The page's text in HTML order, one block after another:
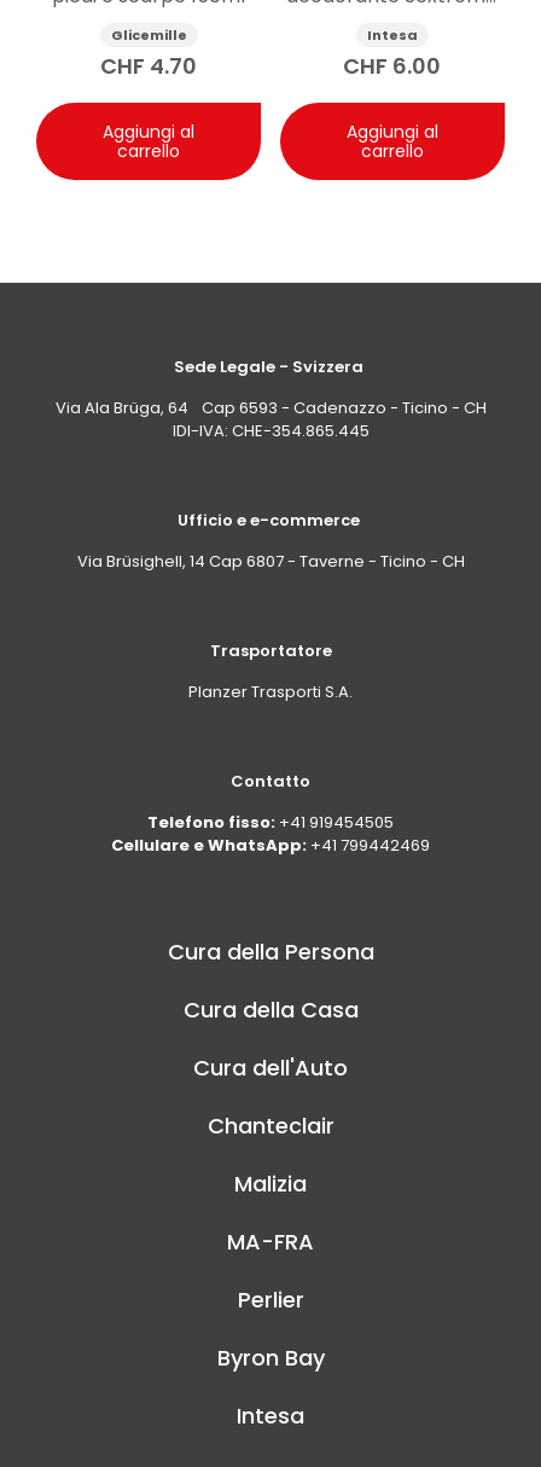
chi desidera una profumazione avvolgente e una
sensazione di comfort. Non è un detergente neutro o
assenti, potresti valutare alternative specifiche.
Glicemille
CHF 4.70
Aggiungi al
carrello
125ml
Intesa
CHF 6.00
Aggiungi al
carrello
Sede Legale - Svizzera
Via Ala Brüga, 64 Cap 6593 - Cadenazzo - Ticino - CH
IDI-IVA: CHE-354.865.445
Ufficio e e-commerce
Via Brüsighell, 14 Cap 6807 - Taverne - Ticino - CH
Trasportatore
Planzer Trasporti S.A.
Contatto
Telefono fisso: +41 919454505
Cellulare e WhatsApp: +41 799442469
Cura della Persona
Cura della Casa
Cura dell'Auto
Chanteclair
Malizia
MA-FRA
Perlier
Byron Bay
Intesa